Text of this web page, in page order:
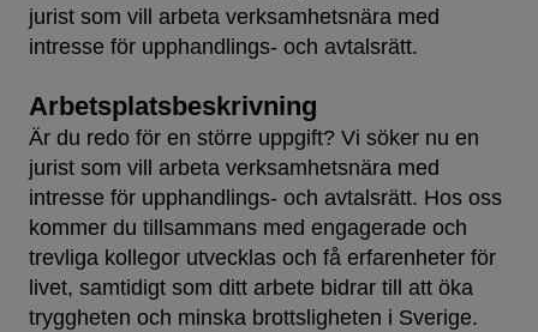
jurist som vill arbeta verksamhetsnära med
intresse för upphandlings- och avtalsrätt.
Arbetsplatsbeskrivning
Är du redo för en större uppgift? Vi söker nu en
jurist som vill arbeta verksamhetsnära med
intresse för upphandlings- och avtalsrätt. Hos oss
kommer du tillsammans med engagerade och
trevliga kollegor utvecklas och få erfarenheter för
livet, samtidigt som ditt arbete bidrar till att öka
tryggheten och minska brottsligheten i Sverige.